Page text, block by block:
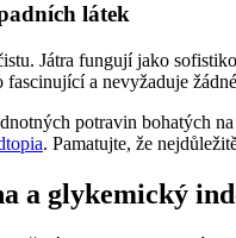
látek
Játra fungují jako
a nevyžaduje
potravin bohatých
. Pamatujte, že
a glykemický